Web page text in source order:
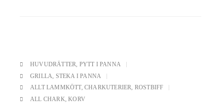
HUVUDRÄTTER, PYTT I PANNA
GRILLA STEKA I PANNA
ALLT LAMMKÖTT,CHARKUTERIER, ROSTBIFF
ALL CHARK ,KORV